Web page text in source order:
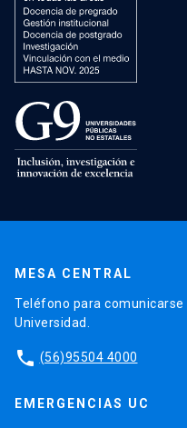
MESA CENTRAL
Teléfono para
Universidad.
phone (56)95504 4000
EMERGENCIAS UC